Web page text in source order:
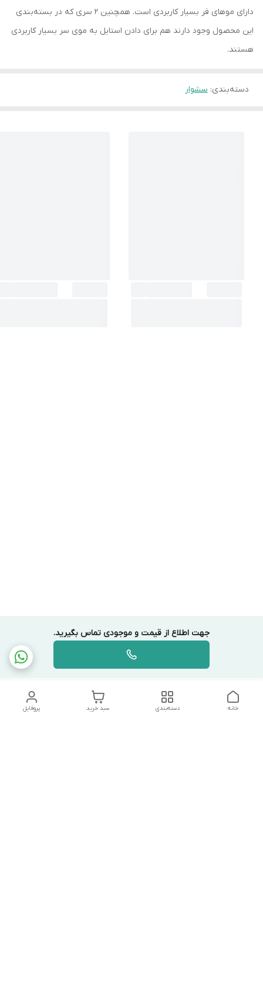
جهت اطلاع از قیمت و موجودی تماس بگیرید.
دارای موهای فر بسیار کاربردی است. همچنین 2 سری که در بسته‌بندی
این محصول وجود دارند هم برای دادن استایل به موی سر بسیار کاربردی
هستند.
دسته‌بندی: سشوار
پروفایل سبد خرید دسته‌بندی خانه